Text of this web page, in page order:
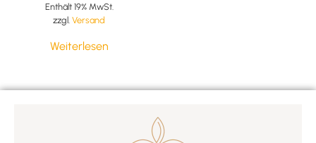
Enthält 19% MwSt.
zzgl. Versand
Weiterlesen